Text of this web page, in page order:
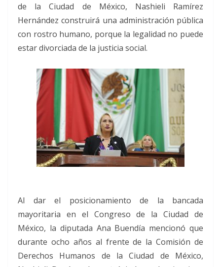
de la Ciudad de México, Nashieli Ramírez
Hernández construirá una administración pública
con rostro humano, porque la legalidad no puede
estar divorciada de la justicia social.
Al dar el posicionamiento de la bancada
mayoritaria en el Congreso de la Ciudad de
México, la diputada Ana Buendía mencionó que
durante ocho años al frente de la Comisión de
Derechos Humanos de la Ciudad de México,